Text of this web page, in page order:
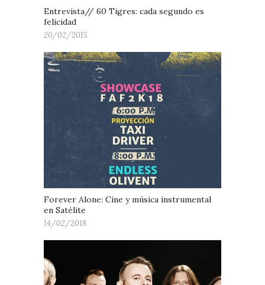
Entrevista// 60 Tigres: cada segundo es
felicidad
20/02/2015
Forever Alone: Cine y música instrumental
en Satélite
14/02/2018